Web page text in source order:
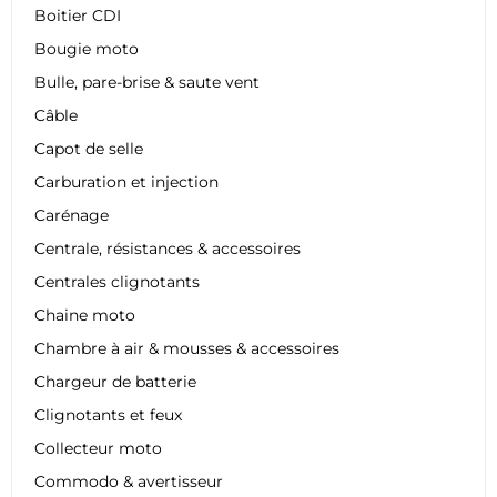
Boitier CDI
Bougie moto
Bulle, pare-brise & saute vent
Câble
Capot de selle
Carburation et injection
Carénage
Centrale, résistances & accessoires
Centrales clignotants
Chaine moto
Chambre à air & mousses & accessoires
Chargeur de batterie
Clignotants et feux
Collecteur moto
Commodo & avertisseur